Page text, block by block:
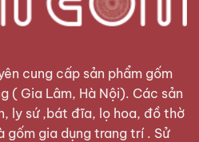
cung cấp sản phẩm gốm
( Gia Lâm, Hà Nội). Các sản
ly sứ ,bát đĩa, lọ hoa, đồ thờ
gốm gia dụng trang trí . Sử